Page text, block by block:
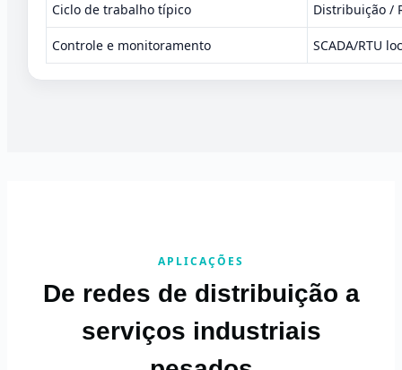
Ciclo de trabalho típico Distribuição /
Controle e monitoramento SCADA/RTU
APLICAÇÕES
De redes de distribuição a
serviços industriais